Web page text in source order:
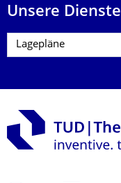
Unsere Dienste